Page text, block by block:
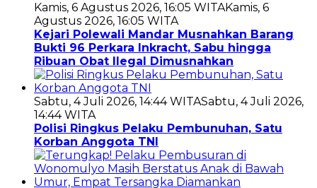
Kamis, 6 Agustus 2026, 16:05 WITAKamis, 6
Agustus 2026, 16:05 WITA
Kejari Polewali Mandar Musnahkan Barang
Bukti 96 Perkara Inkracht, Sabu hingga
Ribuan Obat Ilegal Dimusnahkan
Sabtu, 4 Juli 2026, 14:44 WITASabtu, 4 Juli 2026,
14:44 WITA
Polisi Ringkus Pelaku Pembunuhan, Satu
Korban Anggota TNI